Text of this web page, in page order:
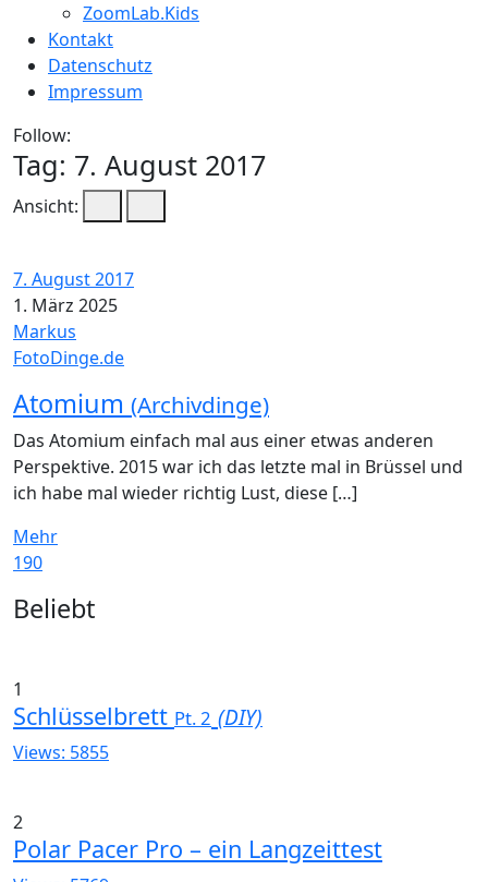
ZoomLab.Kids
Kontakt
Datenschutz
Impressum
Follow:
Tag: 7. August 2017
Ansicht:
7. August 2017
1. März 2025
Markus
FotoDinge.de
Atomium (Archivdinge)
Das Atomium einfach mal aus einer etwas anderen
Perspektive. 2015 war ich das letzte mal in Brüssel und
ich habe mal wieder richtig Lust, diese […]
Mehr
190
Widgets
Beliebt
1
Schlüsselbrett Pt. 2 (DIY)
Views: 5855
2
Polar Pacer Pro – ein Langzeittest